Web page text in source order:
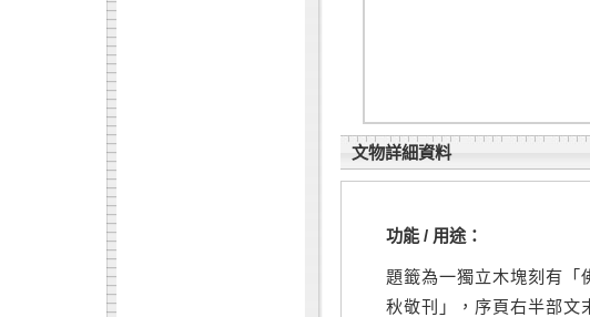
文物詳細資料
功能 / 用途：
題籤為一獨立木塊刻有「
秋敬刊」，序頁右半部文